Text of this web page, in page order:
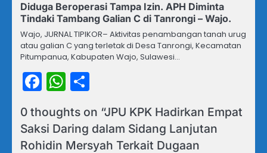
Diduga Beroperasi Tampa Izin. APH Diminta
Tindaki Tambang Galian C di Tanrongi – Wajo.
Wajo, JURNAL TIPIKOR– Aktivitas penambangan tanah urug
atau galian C yang terletak di Desa Tanrongi, Kecamatan
Pitumpanua, Kabupaten Wajo, Sulawesi…
Facebook
WhatsApp
0 thoughts on “JPU KPK Hadirkan Empat
Saksi Daring dalam Sidang Lanjutan
Rohidin Mersyah Terkait Dugaan